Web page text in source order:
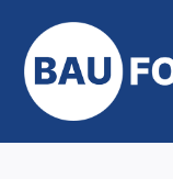
Inhalt
springen